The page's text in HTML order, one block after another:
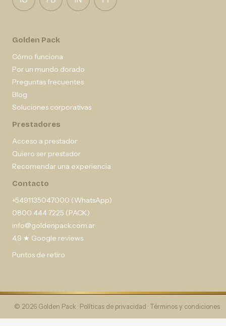
Golden Pack
Cómo funciona
Por un mundo dorado
Preguntas frecuentes
Blog
Soluciones corporativas
Prestadores
Acceso a prestador
Quiero ser prestador
Recomendar una experiencia
Contacto
+5491135047000 (WhatsApp)
0800 444 7225 (PACK)
info@goldenpack.com.ar
4,9 ★ Google reviews
Puntos de retiro
© 2026 Golden Pack · Políticas de privacidad · Términos y condiciones